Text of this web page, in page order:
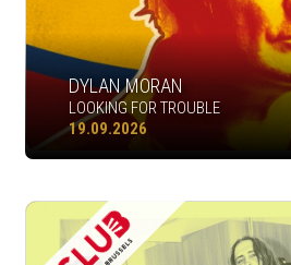
DYLAN MORAN
LOOKING FOR TROUBLE
19.09.2026